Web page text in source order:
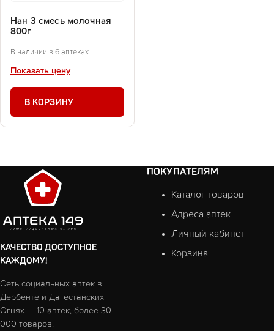
Нан 3 смесь молочная
800г
В наличии в 6 аптеках
Показать цену
В КОРЗИНУ
КАЧЕСТВО ДОСТУПНОЕ
КАЖДОМУ!
Сеть социальных аптек в
Дербенте и Дагестанских
Огнях — 10 аптек, более 30
000 товаров.
ПОКУПАТЕЛЯМ
Каталог товаров
Адреса аптек
Личный кабинет
Корзина